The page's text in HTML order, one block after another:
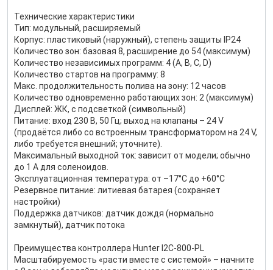
Технические характеристики
Тип: модульный, расширяемый
Корпус: пластиковый (наружный), степень защиты IP24
Количество зон: базовая 8, расширение до 54 (максимум)
Количество независимых программ: 4 (A, B, C, D)
Количество стартов на программу: 8
Макс. продолжительность полива на зону: 12 часов
Количество одновременно работающих зон: 2 (максимум)
Дисплей: ЖК, с подсветкой (символьный)
Питание: вход 230 В, 50 Гц; выход на клапаны – 24 V
(продаётся либо со встроенным трансформатором на 24 V,
либо требуется внешний; уточните).
Максимальный выходной ток: зависит от модели; обычно
до 1 А для соленоидов.
Эксплуатационная температура: от –17°C до +60°C
Резервное питание: литиевая батарея (сохраняет
настройки)
Поддержка датчиков: датчик дождя (нормально
замкнутый), датчик потока
Преимущества контроллера Hunter I2C-800-PL
Масштабируемость «расти вместе с системой» – начните